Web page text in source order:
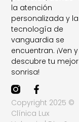
la atención
personalizada y la
tecnología de
vanguardia se
encuentran. ¡Ven y
descubre tu mejor
sonrisa!
Copyright 2025 ©
Clínica Lux